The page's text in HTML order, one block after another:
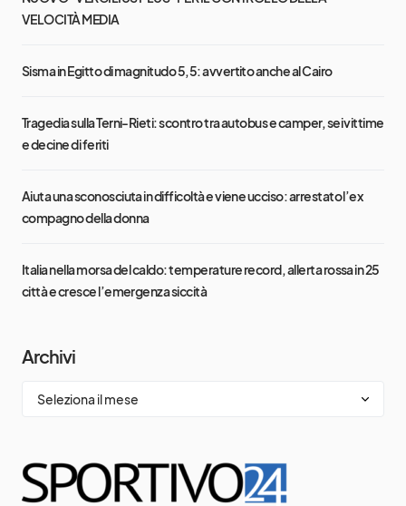
VELOCITÀ MEDIA
Sisma in Egitto di magnitudo 5,5: avvertito anche al Cairo
Tragedia sulla Terni-Rieti: scontro tra autobus e camper, sei vittime
e decine di feriti
Aiuta una sconosciuta in difficoltà e viene ucciso: arrestato l’ex
compagno della donna
Italia nella morsa del caldo: temperature record, allerta rossa in 25
città e cresce l’emergenza siccità
Archivi